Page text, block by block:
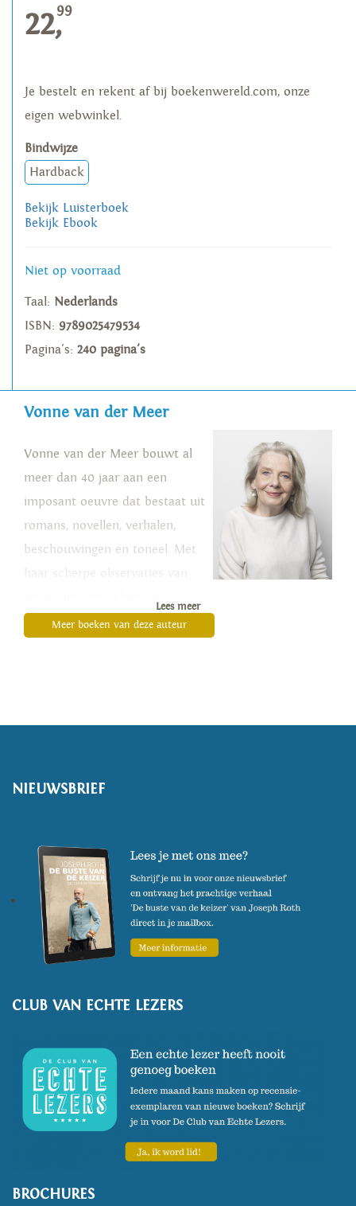
22,99
Je bestelt en rekent af bij boekenwereld.com, onze
eigen webwinkel.
Bindwijze
Hardback
Bekijk Luisterboek
Bekijk Ebook
Niet op voorraad
Taal: Nederlands
ISBN: 9789025479534
Pagina's: 240 pagina's
Vonne van der Meer
Vonne van der Meer bouwt al
meer dan 40 jaar aan een
imposant oeuvre dat bestaat uit
romans, novellen, verhalen,
beschouwingen en toneel. Met
gedragingen is ze een
Lees meer
Meer boeken van deze auteur
NIEUWSBRIEF
CLUB VAN ECHTE LEZERS
BROCHURES